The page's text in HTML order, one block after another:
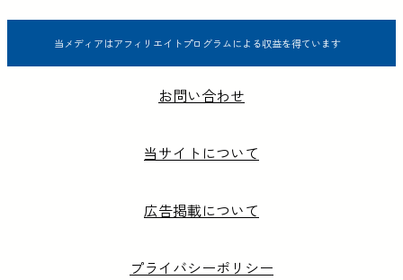
当メディアはアフィリエイトプログラムによる収益を得ています
お問い合わせ
当サイトについて
広告掲載について
プライバシーポリシー